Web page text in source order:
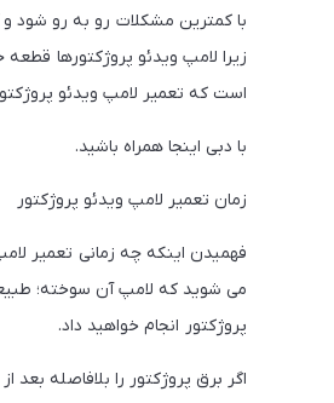
با کمترین مشکلات رو به رو شود و
زیرا لامپ ویدئو پروژکتورها
است که تعمیر لامپ ویدئو
با دبی اینجا همراه باشید.
زمان تعمیر لامپ ویدئو پروژکتور
فهمیدن اینکه چه زمانی تعمیر
می شوید که لامپ آن سوخته؛
پروژکتور انجام خواهید داد.
اگر برق پروژکتور را بلافاصله